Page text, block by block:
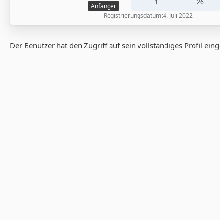
Anfänger
1
26
Registrierungsdatum 4. Juli 2022
Der Benutzer hat den Zugriff auf sein vollständiges Profil